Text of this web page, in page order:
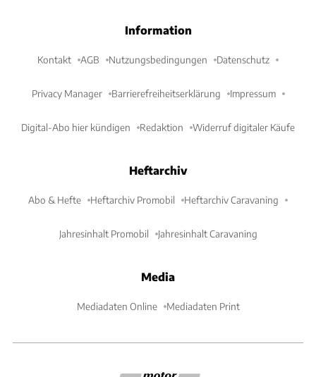
Information
Kontakt AGB Nutzungsbedingungen Datenschutz
Privacy Manager Barrierefreiheitserklärung Impressum
Digital-Abo hier kündigen Redaktion Widerruf digitaler Käufe
Heftarchiv
Abo & Hefte Heftarchiv Promobil Heftarchiv Caravaning
Jahresinhalt Promobil Jahresinhalt Caravaning
Media
Mediadaten Online Mediadaten Print